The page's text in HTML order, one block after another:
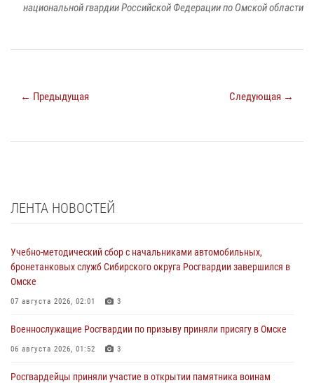
национальной гвардии Российской Федерации по Омской области
← Предыдущая Следующая →
ЛЕНТА НОВОСТЕЙ
Учебно-методический сбор с начальниками автомобильных,
бронетанковых служб Сибирского округа Росгвардии завершился в
Омске
07 августа 2026, 02:01 3
Военнослужащие Росгвардии по призыву приняли присягу в Омске
06 августа 2026, 01:52 3
Росгвардейцы приняли участие в открытии памятника воинам